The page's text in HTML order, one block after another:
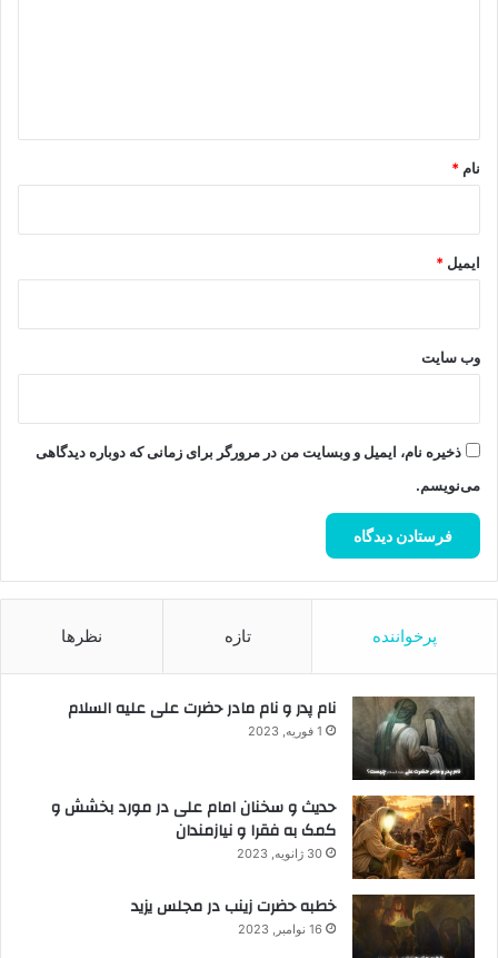
نام *
ایمیل *
وب‌ سایت
ذخیره نام، ایمیل و وبسایت من در مرورگر برای زمانی که دوباره دیدگاهی
می‌نویسم.
پرخواننده تازه نظرها
نام پدر و نام مادر حضرت علی علیه السلام
1 فوریه, 2023
حدیث و سخنان امام علی در مورد بخشش و
کمک به فقرا و نیازمندان
30 ژانویه, 2023
خطبه حضرت زینب در مجلس یزید
16 نوامبر, 2023